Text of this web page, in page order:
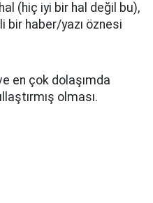
(hiç iyi bir hal değil bu),
bir haber/yazı öznesi
en çok dolaşımda
olması.